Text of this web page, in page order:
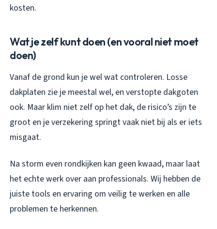
kosten.
Wat je zelf kunt doen (en vooral niet moet
doen)
Vanaf de grond kun je wel wat controleren. Losse
dakplaten zie je meestal wel, en verstopte dakgoten
ook. Maar klim niet zelf op het dak, de risico’s zijn te
groot en je verzekering springt vaak niet bij als er iets
misgaat.
Na storm even rondkijken kan geen kwaad, maar laat
het echte werk over aan professionals. Wij hebben de
juiste tools en ervaring om veilig te werken en alle
problemen te herkennen.